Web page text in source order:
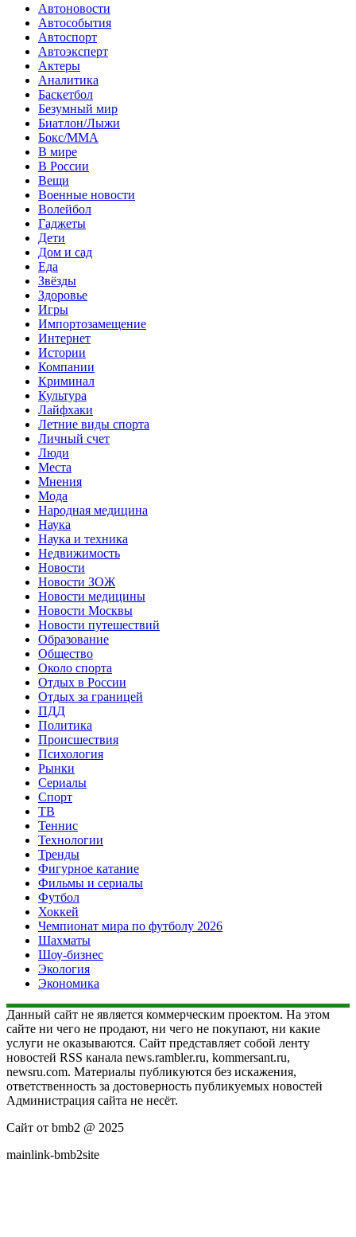
Автоновости
Автособытия
Автоспорт
Автоэксперт
Актеры
Аналитика
Баскетбол
Безумный мир
Биатлон/Лыжи
Бокс/MMA
В мире
В России
Вещи
Военные новости
Волейбол
Гаджеты
Дети
Дом и сад
Еда
Звёзды
Здоровье
Игры
Импортозамещение
Интернет
Истории
Компании
Криминал
Культура
Лайфхаки
Летние виды спорта
Личный счет
Люди
Места
Мнения
Мода
Народная медицина
Наука
Наука и техника
Недвижимость
Новости
Новости ЗОЖ
Новости медицины
Новости Москвы
Новости путешествий
Образование
Общество
Около спорта
Отдых в России
Отдых за границей
ПДД
Политика
Происшествия
Психология
Рынки
Сериалы
Спорт
ТВ
Теннис
Технологии
Тренды
Фигурное катание
Фильмы и сериалы
Футбол
Хоккей
Чемпионат мира по футболу 2026
Шахматы
Шоу-бизнес
Экология
Экономика
Данный сайт не является коммерческим проектом. На этом
сайте ни чего не продают, ни чего не покупают, ни какие
услуги не оказываются. Сайт представляет собой ленту
новостей RSS канала news.rambler.ru, kommersant.ru,
newsru.com. Материалы публикуются без искажения,
ответственность за достоверность публикуемых новостей
Администрация сайта не несёт.
Сайт от bmb2 @ 2025
mainlink-bmb2site